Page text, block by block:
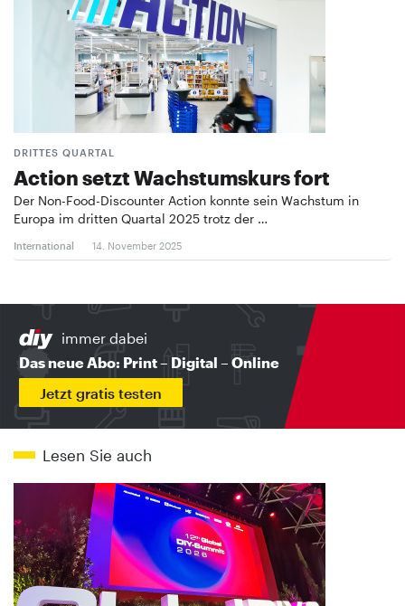
DRITTES QUARTAL
Action setzt Wachstumskurs fort
Der Non-Food-Discounter Action konnte sein Wachstum in
Europa im dritten Quartal 2025 trotz der …
International 14. November 2025
immer dabei
Das neue Abo: Print – Digital – Online
Jetzt gratis testen
Lesen Sie auch